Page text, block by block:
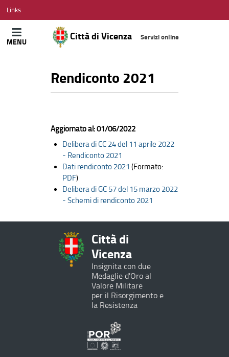
CITTÀ
DI
VICENZA
Links
Città di Vicenza Servizi online
MENU
Rendiconto 2021
Aggiornato al: 01/06/2022
Delibera di CC 24 del 11 aprile 2022
- Rendiconto 2021
Dati rendiconto 2021 (Formato:
PDF)
Delibera di GC 57 del 15 marzo 2022
- Schemi di rendiconto 2021
Città di
Vicenza
Insignita con due
Medaglie d'Oro al
Valore Militare
per il Risorgimento e
la Resistenza